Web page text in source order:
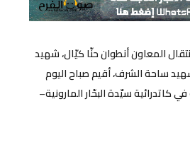
المعاون أنطوان حنّا كيّال، شهيد
ساحة الشرف، أقيم صباح اليوم
كاتدرائية سيّدة البحّار المارونية–